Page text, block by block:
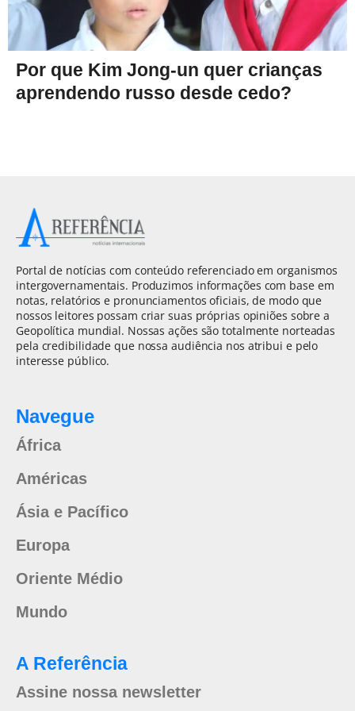
Por que Kim Jong-un quer crianças
aprendendo russo desde cedo?
Portal de notícias com conteúdo referenciado em organismos
intergovernamentais. Produzimos informações com base em
notas, relatórios e pronunciamentos oficiais, de modo que
nossos leitores possam criar suas próprias opiniões sobre a
Geopolítica mundial. Nossas ações são totalmente norteadas
pela credibilidade que nossa audiência nos atribui e pelo
interesse público.
Navegue
África
Américas
Ásia e Pacífico
Europa
Oriente Médio
Mundo
A Referência
Assine nossa newsletter